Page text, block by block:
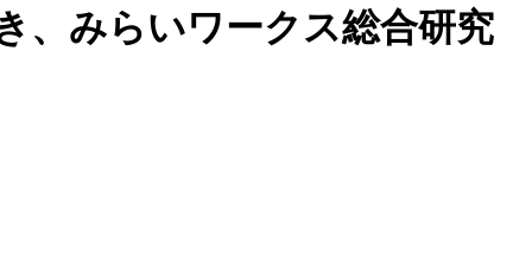
、みらいワークス総合研究